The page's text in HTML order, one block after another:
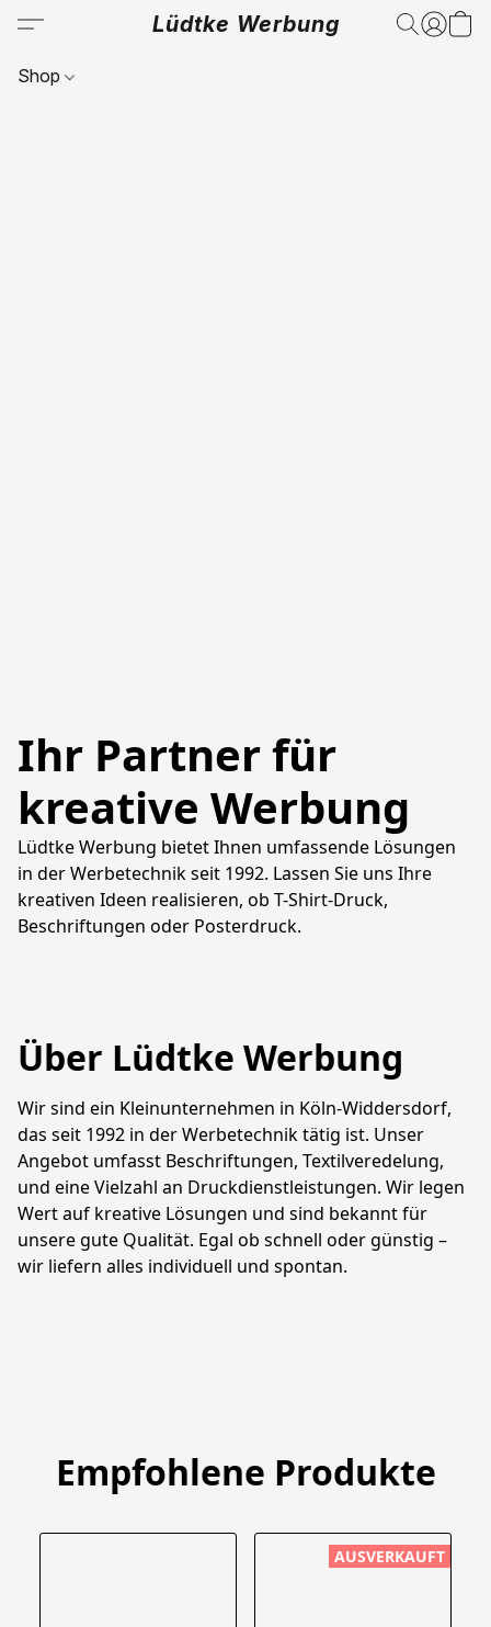
Lüdtke Werbung
Shop
Ihr Partner für
kreative Werbung
Lüdtke Werbung bietet Ihnen umfassende Lösungen
in der Werbetechnik seit 1992. Lassen Sie uns Ihre
kreativen Ideen realisieren, ob T-Shirt-Druck,
Beschriftungen oder Posterdruck.
Über Lüdtke Werbung
Wir sind ein Kleinunternehmen in Köln-Widdersdorf,
das seit 1992 in der Werbetechnik tätig ist. Unser
Angebot umfasst Beschriftungen, Textilveredelung,
und eine Vielzahl an Druckdienstleistungen. Wir legen
Wert auf kreative Lösungen und sind bekannt für
unsere gute Qualität. Egal ob schnell oder günstig –
wir liefern alles individuell und spontan.
Empfohlene Produkte
AUSVERKAUFT